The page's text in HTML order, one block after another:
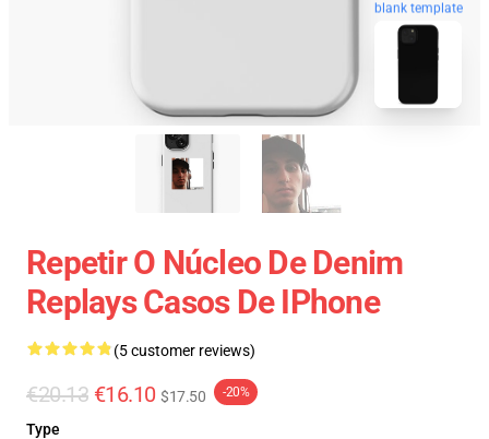
blank template
Repetir O Núcleo De Denim
Replays Casos De IPhone
(5 customer reviews)
€20.13 €16.10 $17.50 -20%
Type